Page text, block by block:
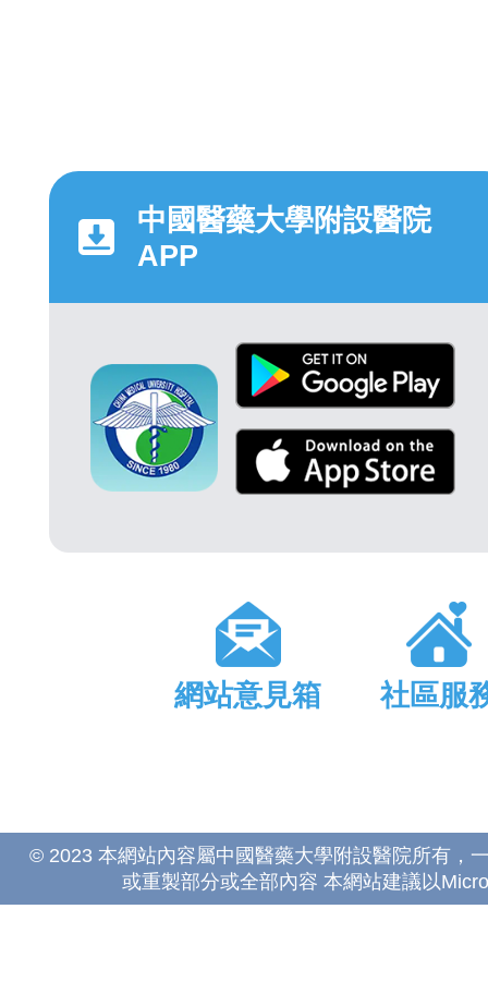
中國醫藥大學附設醫院
APP
網站意見箱 社區服
© 2023 本網站內容屬中國醫藥大學附設醫院所有，
或重製部分或全部內容 本網站建議以